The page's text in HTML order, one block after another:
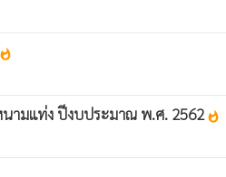
whatshot
ามแท่ง ปีงบประมาณ พ.ศ. 2562whatshot